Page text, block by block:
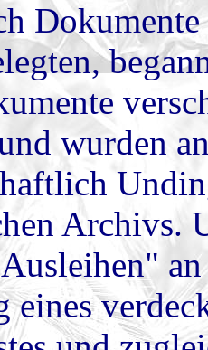
wurden
Archivs.
eines